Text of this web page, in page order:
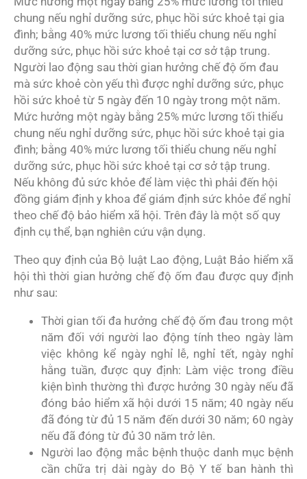
chung nếu nghỉ dưỡng sức, phục hồi sức khoẻ tại gia
đình; bằng 40% mức lương tối thiểu chung nếu nghỉ
dưỡng sức, phục hồi sức khoẻ tại cơ sở tập trung.
Người lao động sau thời gian hưởng chế độ ốm đau
mà sức khoẻ còn yếu thì được nghỉ dưỡng sức, phục
hồi sức khoẻ từ 5 ngày đến 10 ngày trong một năm.
Mức hưởng một ngày bằng 25% mức lương tối thiểu
chung nếu nghỉ dưỡng sức, phục hồi sức khoẻ tại gia
đình; bằng 40% mức lương tối thiểu chung nếu nghỉ
dưỡng sức, phục hồi sức khoẻ tại cơ sở tập trung.
Nếu không đủ sức khỏe để làm việc thì phải đến hội
đồng giám định y khoa để giám định sức khỏe để nghỉ
theo chế độ bảo hiểm xã hội. Trên đây là một số quy
định cụ thể, bạn nghiên cứu vận dụng.
Theo quy định của Bộ luật Lao động, Luật Bảo hiểm xã
hội thì thời gian hưởng chế độ ốm đau được quy định
như sau:
Thời gian tối đa hưởng chế độ ốm đau trong một
năm đối với người lao động tính theo ngày làm
việc không kể ngày nghỉ lễ, nghỉ tết, ngày nghỉ
hằng tuần, được quy định: Làm việc trong điều
kiện bình thường thì được hưởng 30 ngày nếu đã
đóng bảo hiểm xã hội dưới 15 năm; 40 ngày nếu
đã đóng từ đủ 15 năm đến dưới 30 năm; 60 ngày
nếu đã đóng từ đủ 30 năm trở lên.
Người lao động mắc bệnh thuộc danh mục bệnh
cần chữa trị dài ngày do Bộ Y tế ban hành thì